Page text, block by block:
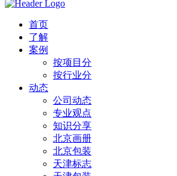
首页
了解
案例
按项目分
按行业分
动态
公司动态
专业观点
知识分享
北京画册
北京包装
天津标志